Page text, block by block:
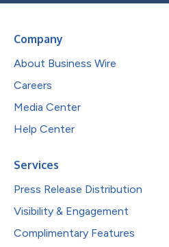
Company
About Business Wire
Careers
Media Center
Help Center
Services
Press Release Distribution
Visibility & Engagement
Complimentary Features